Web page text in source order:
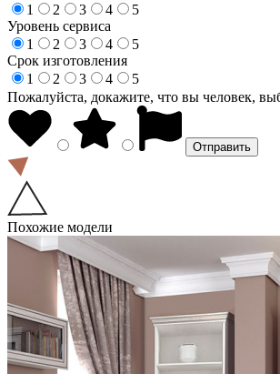
1
2 3 4
5
Уровень сервиса
1
2 3 4
5
Срок изготовления
1
2 3 4
5
Пожалуйста, докажите, что вы человек,
Похожие модели